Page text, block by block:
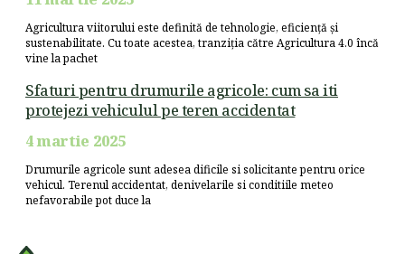
Agricultura viitorului este definită de tehnologie, eficiență și
sustenabilitate. Cu toate acestea, tranziția către Agricultura 4.0 încă
vine la pachet
Sfaturi pentru drumurile agricole: cum sa iti
protejezi vehiculul pe teren accidentat
4 martie 2025
Drumurile agricole sunt adesea dificile si solicitante pentru orice
vehicul. Terenul accidentat, denivelarile si conditiile meteo
nefavorabile pot duce la